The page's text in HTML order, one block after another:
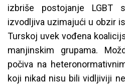
izbriše postojanje LGBT
izvodljiva uzimajući u obzir
Turskoj uvek vođena
manjinskim grupama.
počiva na
koji nikad nisu bili vidljiviji